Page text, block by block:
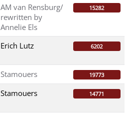
AM van Rensburg/
rewritten by
Annelie Els
15282
Erich Lutz 6202
Stamouers 19773
Stamouers 14771